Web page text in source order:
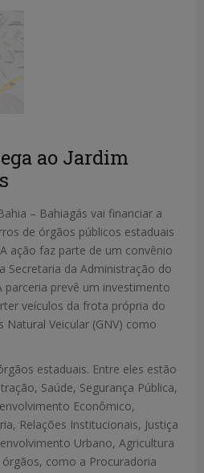
ao Jardim
– Bahiagás vai financiar a
de órgãos públicos estaduais
ação faz parte de um convênio
Secretaria da Administração do
parceria prevê um investimento
veículos da frota própria do
Natural Veicular (GNV) como
estaduais. Entre eles estão
Saúde, Segurança Pública,
Econômico,
Relações Institucionais, Justiça
Urbano, Agricultura
como a Procuradoria